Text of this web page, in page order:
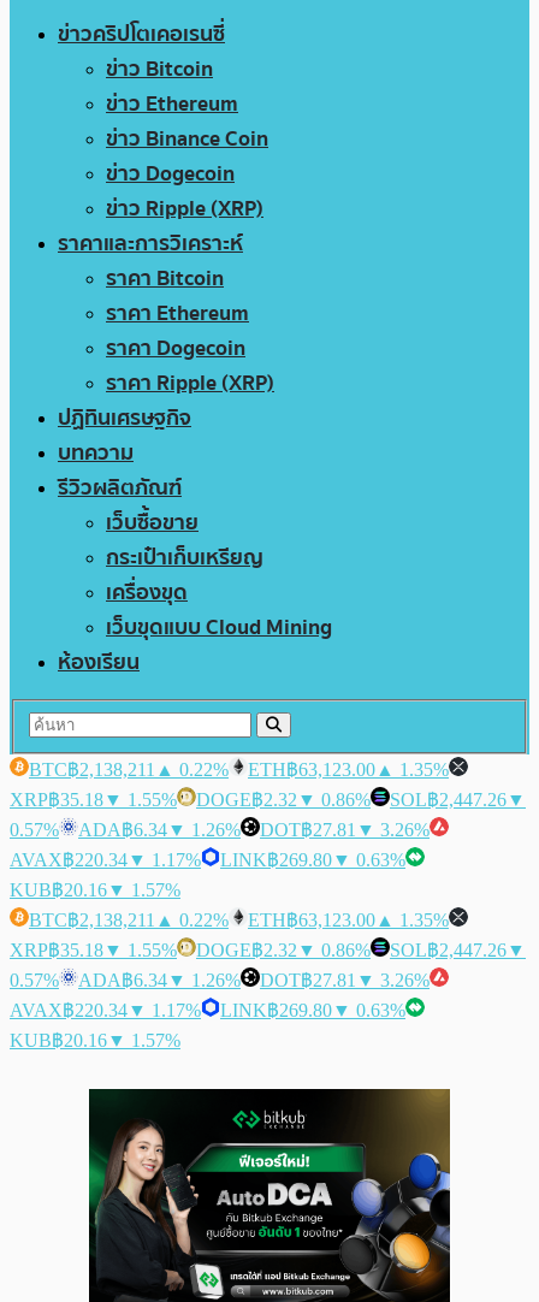
ข่าวคริปโตเคอเรนซี่
ข่าว Bitcoin
ข่าว Ethereum
ข่าว Binance Coin
ข่าว Dogecoin
ข่าว Ripple (XRP)
ราคาและการวิเคราะห์
ราคา Bitcoin
ราคา Ethereum
ราคา Dogecoin
ราคา Ripple (XRP)
ปฏิทินเศรษฐกิจ
บทความ
รีวิวผลิตภัณฑ์
เว็บซื้อขาย
กระเป๋าเก็บเหรียญ
เครื่องขุด
เว็บขุดแบบ Cloud Mining
ห้องเรียน
BTC฿2,138,211 ▲ 0.22% ETH฿63,123.00 ▲ 1.35%
XRP฿35.18▼ 1.55% DOGE฿2.32 ▼ 0.86% SOL฿2,447.26▼
0.57%
ADA฿6.34▼ 1.26% DOT฿27.81 ▼ 3.26%
AVAX฿220.34▼ 1.17% LINK฿269.80▼ 0.63%
KUB฿20.16▼ 1.57%
BTC฿2,138,211 ▲ 0.22% ETH฿63,123.00 ▲ 1.35%
XRP฿35.18▼ 1.55% DOGE฿2.32 ▼ 0.86% SOL฿2,447.26▼
0.57%
ADA฿6.34▼ 1.26% DOT฿27.81 ▼ 3.26%
AVAX฿220.34▼ 1.17% LINK฿269.80▼ 0.63%
KUB฿20.16▼ 1.57%